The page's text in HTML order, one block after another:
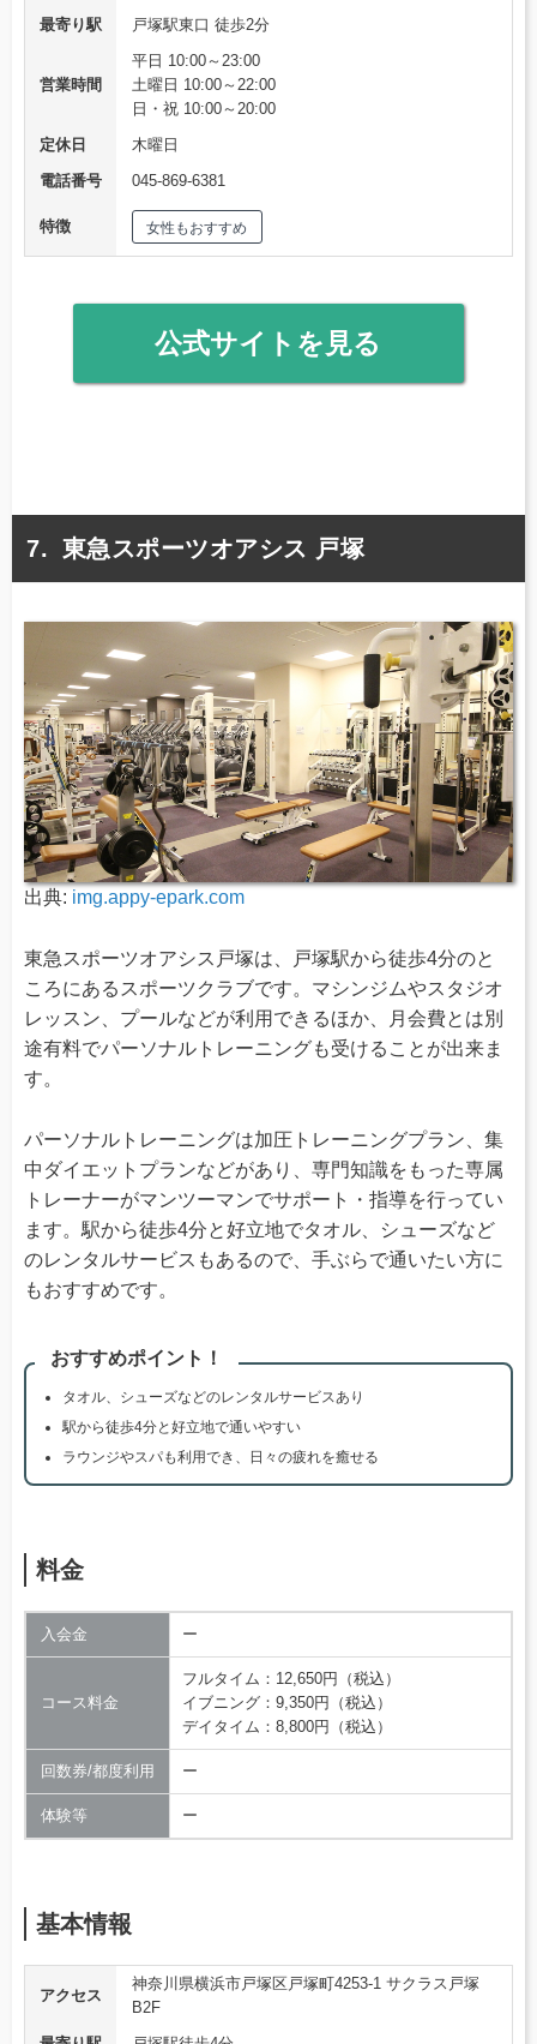
最寄り駅
戸塚駅東口 徒歩2分
営業時間
平日 10:00～23:00
土曜日 10:00～22:00
日・祝 10:00～20:00
定休日
木曜日
電話番号
045-869-6381
特徴 女性もおすすめ
公式サイトを見る
東急スポーツオアシス 戸塚
出典: img.appy-epark.com
東急スポーツオアシス戸塚は、戸塚駅から徒歩4分のと
ころにあるスポーツクラブです。マシンジムやスタジオ
レッスン、プールなどが利用できるほか、月会費とは別
途有料でパーソナルトレーニングも受けることが出来ま
す。
パーソナルトレーニングは加圧トレーニングプラン、集
中ダイエットプランなどがあり、専門知識をもった専属
トレーナーがマンツーマンでサポート・指導を行ってい
ます。駅から徒歩4分と好立地でタオル、シューズなど
のレンタルサービスもあるので、手ぶらで通いたい方に
もおすすめです。
おすすめポイント！
タオル、シューズなどのレンタルサービスあり
駅から徒歩4分と好立地で通いやすい
ラウンジやスパも利用でき、日々の疲れを癒せる
料金
入会金 ー
コース料金
フルタイム：12,650円（税込）
イブニング：9,350円（税込）
デイタイム：8,800円（税込）
回数券/都度利用 ー
体験等 ー
基本情報
アクセス
神奈川県横浜市戸塚区戸塚町4253-1 サクラス戸塚
B2F